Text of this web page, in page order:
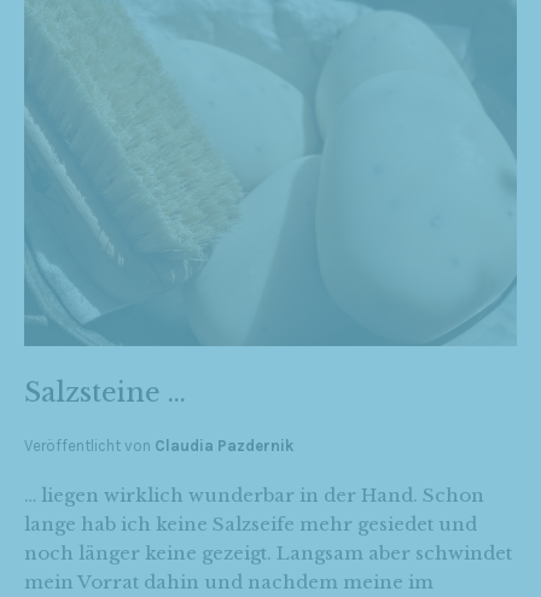
Salzsteine …
Veröffentlicht von Claudia Pazdernik
… liegen wirklich wunderbar in der Hand. Schon
lange hab ich keine Salzseife mehr gesiedet und
noch länger keine gezeigt. Langsam aber schwindet
mein Vorrat dahin und nachdem meine im